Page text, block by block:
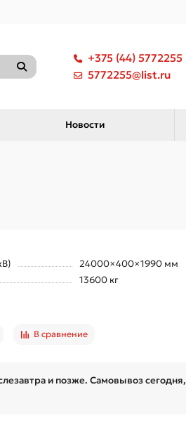
+375 (44) 5772255
5772255@list.ru
Новости
24000×400×1990 мм
13600 кг
В сравнение
и позже. Самовывоз сегодня,